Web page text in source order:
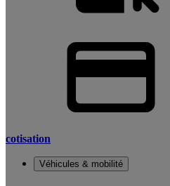
cotisation
Véhicules & mobilité